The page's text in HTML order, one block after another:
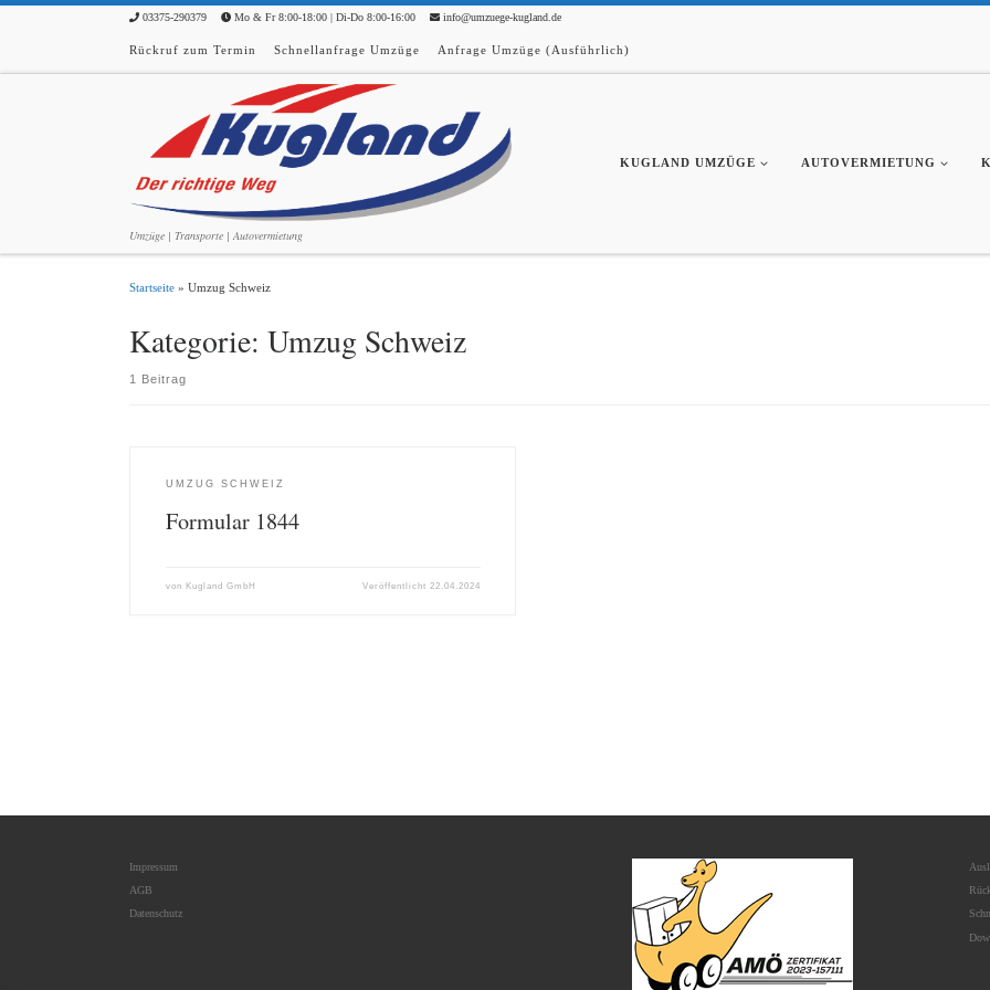
03375-290379 Mo & Fr 8:00-18:00 | Di-Do 8:00-16:00 info@umzuege-kugland.de
Rückruf zum Termin Schnellanfrage Umzüge Anfrage Umzüge (Ausführlich)
Umzüge | Transporte | Autovermietung
KUGLAND UMZÜGE AUTOVERMIETUNG
Startseite » Umzug Schweiz
Kategorie: Umzug Schweiz
1 Beitrag
UMZUG SCHWEIZ
Formular 1844
von Kugland GmbH Veröffentlicht 22.04.2024
Impressum
AGB
Datenschutz